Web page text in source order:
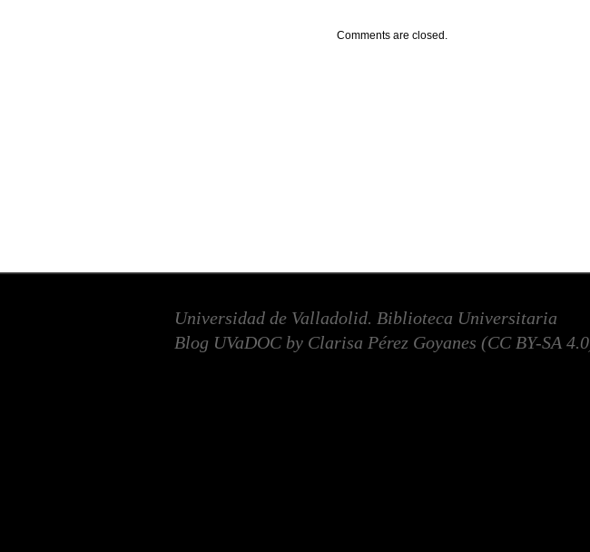
Comments are closed.
Universidad de Valladolid. Biblioteca Universitaria
Blog UVaDOC by Clarisa Pérez Goyanes (CC BY-SA 4.0